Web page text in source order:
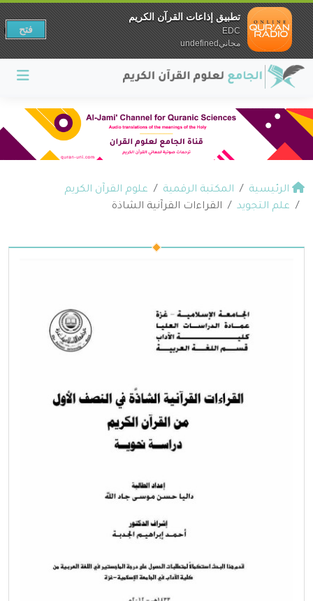
الرئيسية المكتبة الرقمية
علوم القرآن الكريم
علم التجويد
القراءات القرآنية الشاذة
تطبيق إذاعات القرآن الكريم
EDC
مجانيundefined
فتح